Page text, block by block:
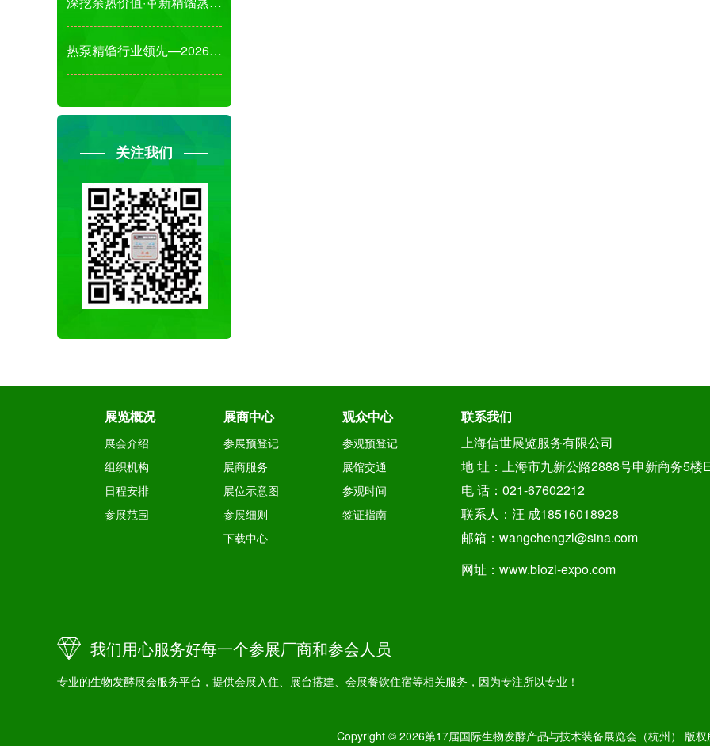
热泵精馏行业领先—2026杭州国际先进分离工艺
关注我们
展览概况
展会介绍
组织机构
日程安排
参展范围
展商中心
参展预登记
展商服务
展位示意图
参展细则
下载中心
观众中心
参观预登记
展馆交通
参观时间
签证指南
联系我们
上海信世展览服务有限公司
地 址：上海市九新公路2888号申新商务5楼
电 话：021-67602212
联系人：汪 成18516018928
邮箱：wangchengzl@sina.com
网址：www.biozl-expo.com
我们用心服务好每一个参展厂商和参会人员
专业的生物发酵展会服务平台，提供会展入住、展台搭建、会展餐饮住宿等相关服务，因为专注所以专业！
Copyright © 2026第17届国际生物发酵产品与技术装备展览会（杭州） 版权
微信18516018928